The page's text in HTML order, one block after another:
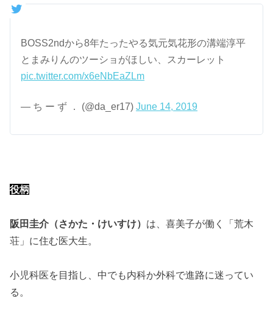
BOSS2ndから8年たったやる気元気花形の溝端淳平
とまみりんのツーショがほしい、スカーレット
pic.twitter.com/x6eNbEaZLm
— ち ー ず ． (@da_er17)June 14, 2019
役柄
阪田圭介（さかた・けいすけ） は、喜美子が働く「荒木
荘」に住む医大生。
小児科医を目指し、中でも内科か外科で進路に迷ってい
る。